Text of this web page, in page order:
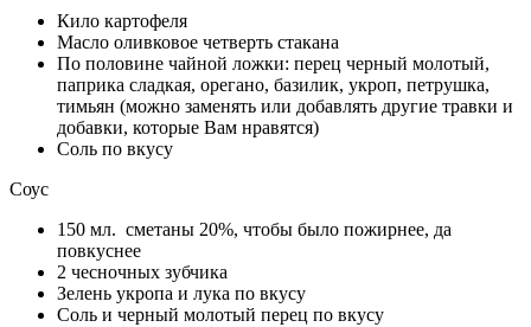
Кило картофеля
Масло оливковое четверть стакана
По половине чайной ложки: перец черный молотый,
паприка сладкая, орегано, базилик, укроп, петрушка,
тимьян (можно заменять или добавлять другие травки и
добавки, которые Вам нравятся)
Соль по вкусу
Соус
150 мл. сметаны 20%, чтобы было пожирнее, да
повкуснее
2 чесночных зубчика
Зелень укропа и лука по вкусу
Соль и черный молотый перец по вкусу